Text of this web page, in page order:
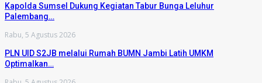
Kapolda Sumsel Dukung Kegiatan Tabur Bunga Leluhur
Palembang…
Rabu, 5 Agustus 2026
PLN UID S2JB melalui Rumah BUMN Jambi Latih UMKM
Optimalkan…